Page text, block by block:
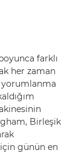
farklı
her zaman
Birleşik
için günün en